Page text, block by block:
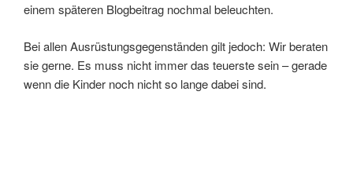
einem späteren Blogbeitrag nochmal beleuchten.
Bei allen Ausrüstungsgegenständen gilt jedoch: Wir beraten
sie gerne. Es muss nicht immer das teuerste sein – gerade
wenn die Kinder noch nicht so lange dabei sind.